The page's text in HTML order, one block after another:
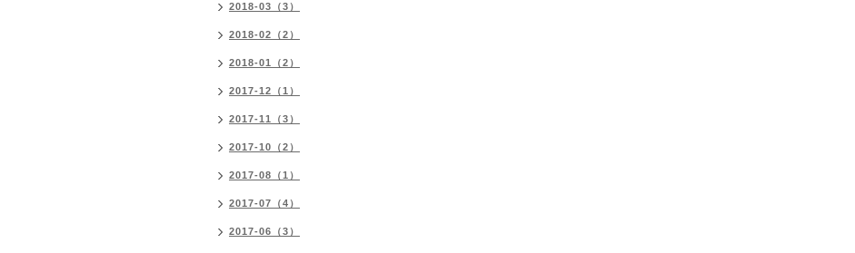
2018-03（3）
2018-02（2）
2018-01（2）
2017-12（1）
2017-11（3）
2017-10（2）
2017-08（1）
2017-07（4）
2017-06（3）